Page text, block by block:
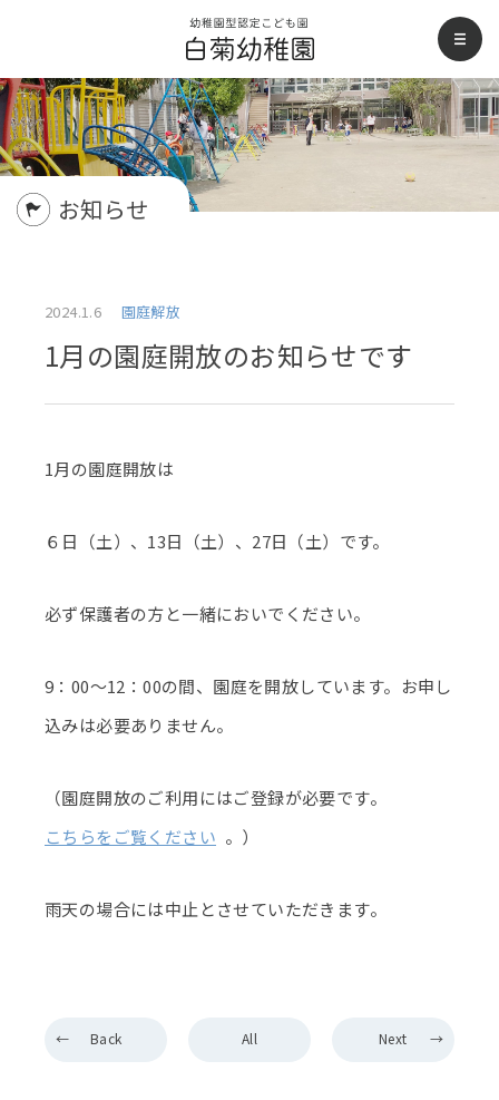
お知らせ
2024.1.6 園庭解放
1月の園庭開放のお知らせです
1月の園庭開放は
６日（土）、13日（土）、27日（土）です。
必ず保護者の方と一緒においでください。
9：00～12：00の間、園庭を開放しています。お申し
込みは必要ありません。
（園庭開放のご利用にはご登録が必要です。
こちらをご覧ください 。）
雨天の場合には中止とさせていただきます。
Back All Next